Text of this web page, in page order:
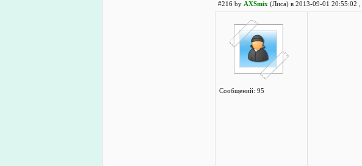
#216 by AXSmix(Лиса) в 2013-09-01 20:55:02 ,
Сообщений: 95